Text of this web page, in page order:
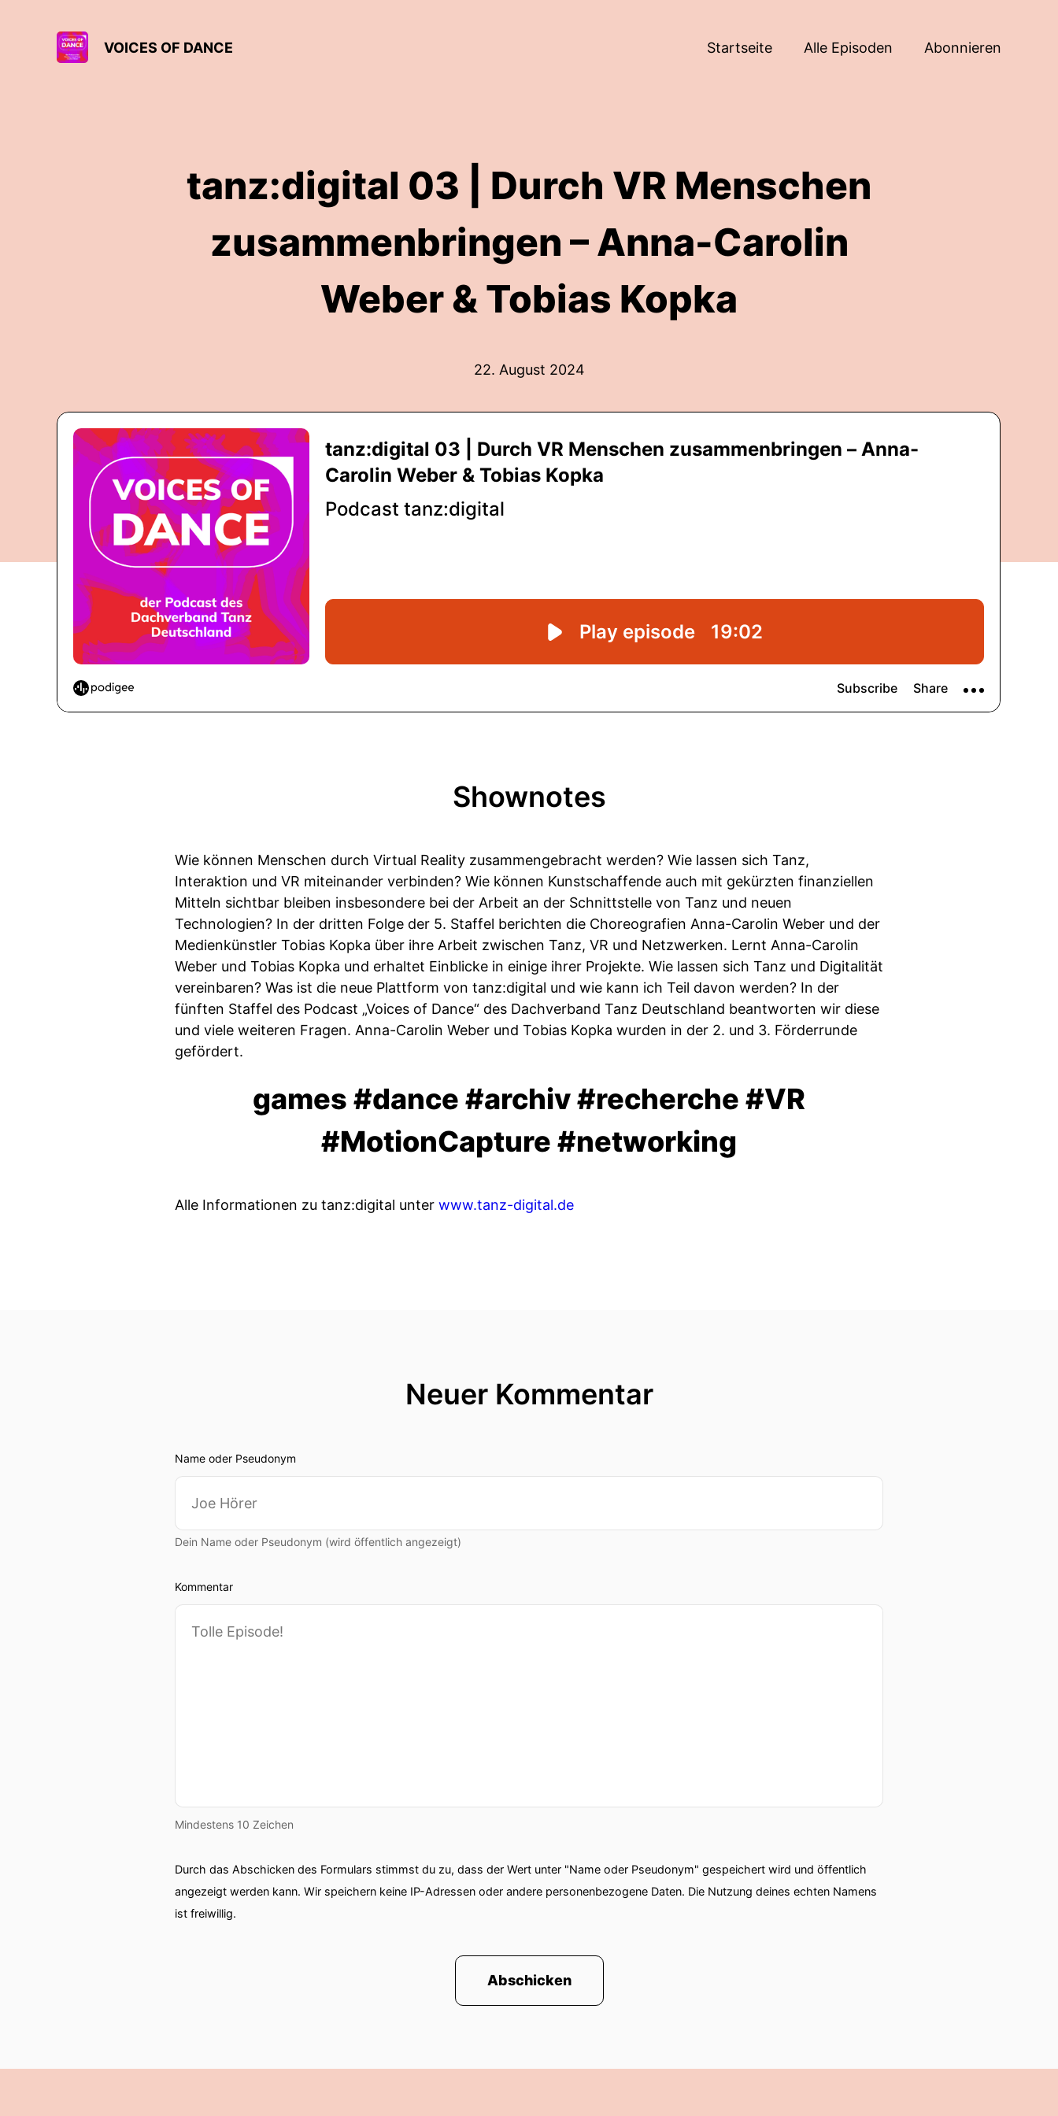
VOICES OF DANCE Startseite Alle Episoden Abonnieren
tanz:digital 03 | Durch VR Menschen
zusammenbringen – Anna-Carolin
Weber & Tobias Kopka
22. August 2024
Shownotes
Wie können Menschen durch Virtual Reality zusammengebracht werden? Wie lassen sich Tanz,
Interaktion und VR miteinander verbinden? Wie können Kunstschaffende auch mit gekürzten finanziellen
Mitteln sichtbar bleiben insbesondere bei der Arbeit an der Schnittstelle von Tanz und neuen
Technologien? In der dritten Folge der 5. Staffel berichten die Choreografien Anna-Carolin Weber und der
Medienkünstler Tobias Kopka über ihre Arbeit zwischen Tanz, VR und Netzwerken. Lernt Anna-Carolin
Weber und Tobias Kopka und erhaltet Einblicke in einige ihrer Projekte. Wie lassen sich Tanz und Digitalität
vereinbaren? Was ist die neue Plattform von tanz:digital und wie kann ich Teil davon werden? In der
fünften Staffel des Podcast „Voices of Dance“ des Dachverband Tanz Deutschland beantworten wir diese
und viele weiteren Fragen. Anna-Carolin Weber und Tobias Kopka wurden in der 2. und 3. Förderrunde
gefördert.
games #dance #archiv #recherche #VR
#MotionCapture #networking
Alle Informationen zu tanz:digital unter www.tanz-digital.de
Neuer Kommentar
Name oder Pseudonym
Dein Name oder Pseudonym (wird öffentlich angezeigt)
Kommentar
Mindestens 10 Zeichen
Durch das Abschicken des Formulars stimmst du zu, dass der Wert unter "Name oder Pseudonym" gespeichert wird und öffentlich
angezeigt werden kann. Wir speichern keine IP-Adressen oder andere personenbezogene Daten. Die Nutzung deines echten Namens
ist freiwillig.
Abschicken